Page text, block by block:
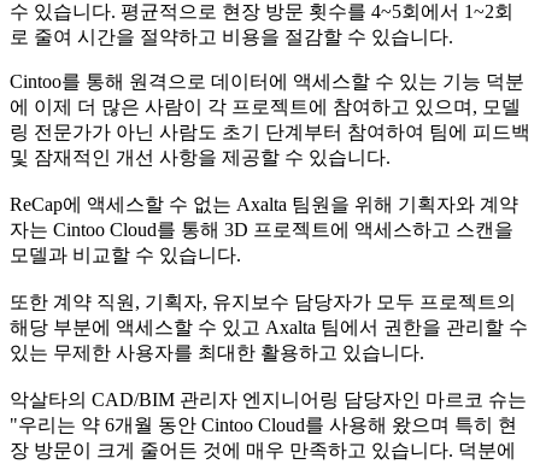
수 있습니다. 평균적으로 현장 방문 횟수를 4~5회에서 1~2회
로 줄여 시간을 절약하고 비용을 절감할 수 있습니다.
Cintoo를 통해 원격으로 데이터에 액세스할 수 있는 기능 덕분
에 이제 더 많은 사람이 각 프로젝트에 참여하고 있으며, 모델
링 전문가가 아닌 사람도 초기 단계부터 참여하여 팀에 피드백
및 잠재적인 개선 사항을 제공할 수 있습니다.
ReCap에 액세스할 수 없는 Axalta 팀원을 위해 기획자와 계약
자는 Cintoo Cloud를 통해 3D 프로젝트에 액세스하고 스캔을
모델과 비교할 수 있습니다.
또한 계약 직원, 기획자, 유지보수 담당자가 모두 프로젝트의
해당 부분에 액세스할 수 있고 Axalta 팀에서 권한을 관리할 수
있는 무제한 사용자를 최대한 활용하고 있습니다.
악살타의 CAD/BIM 관리자 엔지니어링 담당자인 마르코 슈는
"우리는 약 6개월 동안 Cintoo Cloud를 사용해 왔으며 특히 현
장 방문이 크게 줄어든 것에 매우 만족하고 있습니다. 덕분에